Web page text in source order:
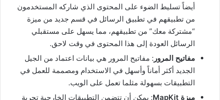
أيضاً تسليط الضوء على المحتوى الذي شاركه المستخدمون
من تطبيقهم في تطبيق الرسائل في قسم جديد من ميزة
“مشتركة معك” من تطبيقهم، مما يسهل على مستقبلي
الرسائل العودة إلى هذا المحتوى في وقت لاحق.
مفاتيح المرور : مفاتيح المرور هي بيانات اعتماد من الجيل
الجديد أكثر أماناً وأسهل في الاستخدام ومصممة للعمل في
التطبيقات بسهولة مثلما تعمل على الويب.
ميزة MapKit‏
: يمكن أن تتضمن التطبيقات الخارجية تجربة